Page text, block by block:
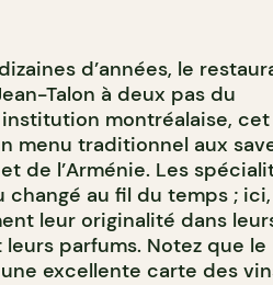
d’années, le
Talon à deux pas du
montréalaise, cet
menu traditionnel aux
de l’Arménie. Les
au fil du temps ;
leur originalité dans
parfums. Notez que le
excellente carte des